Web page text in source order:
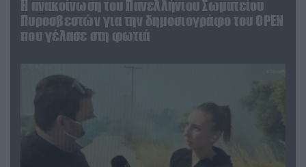
Η ανακοίνωση του Πανελλήνιου Σωματείου
Πυροσβεστών για την δημοσιογράφο του OPEN
που γέλασε στη φωτιά